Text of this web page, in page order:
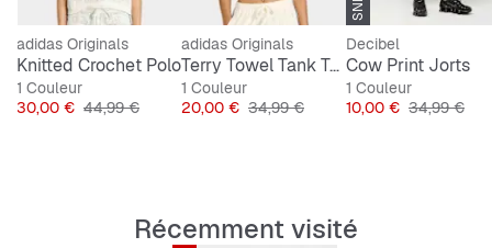
d’assurance. Rejoins le mouvement et laisse ton look en
dire long.
Caractéristiques:
adidas Originals
Knitted Crochet Polo
1 Couleur
Prix
30,00 € Prix original
44,99 €
adidas Originals
Terry Towel Tank Top
1 Couleur
Prix
20,00 € Prix original
34,99 €
Decibel
Cow Print Jorts
1 Couleur
Prix
10,00 € Prix original
34,99 €
Récemment visité